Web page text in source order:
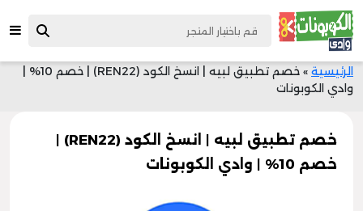
الرئيسية »
خصم تطبيق لبيه | انسخ الكود (REN22) | خصم 10% |
وادي الكوبونات
خصم تطبيق لبيه | انسخ الكود (REN22) |
خصم 10% | وادي الكوبونات